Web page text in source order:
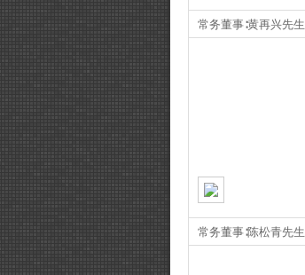
常务董事∶黄再兴先生
常务董事∶陈松青先生